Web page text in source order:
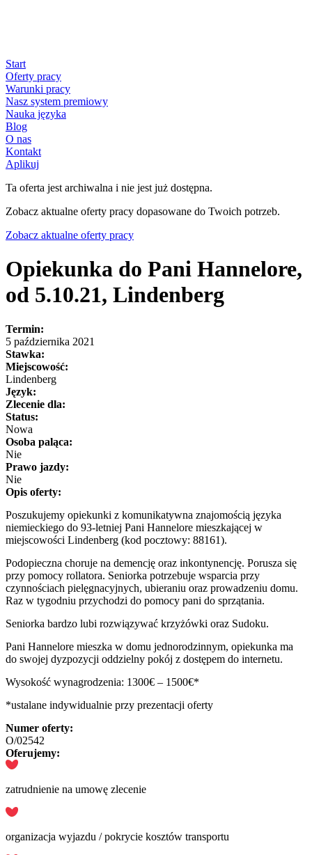
Start
Oferty pracy
Warunki pracy
Nasz system premiowy
Nauka języka
Blog
O nas
Kontakt
Aplikuj
Ta oferta jest archiwalna i nie jest już dostępna.
Zobacz aktualne oferty pracy dopasowane do Twoich potrzeb.
Zobacz aktualne oferty pracy
Opiekunka do Pani Hannelore,
od 5.10.21, Lindenberg
Termin:
5 października 2021
Stawka:
Miejscowość:
Lindenberg
Język:
Zlecenie dla:
Status:
Nowa
Osoba paląca:
Nie
Prawo jazdy:
Nie
Opis oferty:
Poszukujemy opiekunki z komunikatywna znajomością języka
niemieckiego do 93-letniej Pani Hannelore mieszkającej w
miejscowości Lindenberg (kod pocztowy: 88161).
Podopieczna choruje na demencję oraz inkontynencję. Porusza się
przy pomocy rollatora. Seniorka potrzebuje wsparcia przy
czynnościach pielęgnacyjnych, ubieraniu oraz prowadzeniu domu.
Raz w tygodniu przychodzi do pomocy pani do sprzątania.
Seniorka bardzo lubi rozwiązywać krzyżówki oraz Sudoku.
Pani Hannelore mieszka w domu jednorodzinnym, opiekunka ma
do swojej dyzpozycji oddzielny pokój z dostępem do internetu.
Wysokość wynagrodzenia: 1300€ – 1500€*
*ustalane indywidualnie przy prezentacji oferty
Numer oferty:
O/02542
Oferujemy:
zatrudnienie na umowę zlecenie
organizacja wyjazdu / pokrycie kosztów transportu